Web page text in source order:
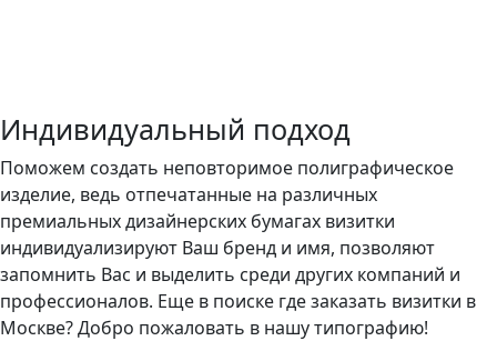
Индивидуальный подход
Поможем создать неповторимое полиграфическое
изделие, ведь отпечатанные на различных
премиальных дизайнерских бумагах визитки
индивидуализируют Ваш бренд и имя, позволяют
запомнить Вас и выделить среди других компаний и
профессионалов. Еще в поиске где заказать визитки в
Москве? Добро пожаловать в нашу типографию!